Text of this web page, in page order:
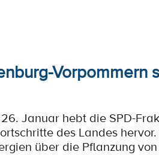
Vorpommern
Januar hebt die SPD-
des Landes
über die Pflanzung